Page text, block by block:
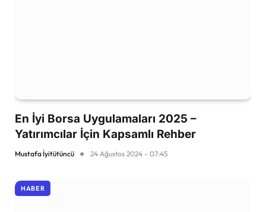
En İyi Borsa Uygulamaları 2025 –
Yatırımcılar İçin Kapsamlı Rehber
Mustafa İyitütüncü 24 Ağustos 2024 - 07:45
HABER